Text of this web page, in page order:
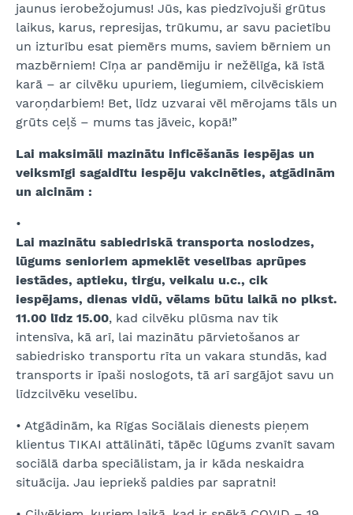
jaunus ierobežojumus! Jūs, kas piedzīvojuši grūtus
laikus, karus, represijas, trūkumu, ar savu pacietību
un izturību esat piemērs mums, saviem bērniem un
mazbērniem! Cīņa ar pandēmiju ir nežēlīga, kā īstā
karā – ar cilvēku upuriem, liegumiem, cilvēciskiem
varoņdarbiem! Bet, līdz uzvarai vēl mērojams tāls un
grūts ceļš – mums tas jāveic, kopā!”
Lai maksimāli mazinātu inficēšanās iespējas un
veiksmīgi sagaidītu iespēju vakcinēties, atgādinām
un aicinām :
•
Lai mazinātu sabiedriskā transporta noslodzes,
lūgums senioriem apmeklēt veselības aprūpes
iestādes, aptieku, tirgu, veikalu u.c., cik
iespējams, dienas vidū, vēlams būtu laikā no plkst.
11.00 līdz 15.00, kad cilvēku plūsma nav tik
intensīva, kā arī, lai mazinātu pārvietošanos ar
sabiedrisko transportu rīta un vakara stundās, kad
transports ir īpaši noslogots, tā arī sargājot savu un
līdzcilvēku veselību.
• Atgādinām, ka Rīgas Sociālais dienests pieņem
klientus TIKAI attālināti, tāpēc lūgums zvanīt savam
sociālā darba speciālistam, ja ir kāda neskaidra
situācija. Jau iepriekš paldies par sapratni!